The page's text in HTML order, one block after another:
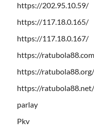
https://202.95.10.59/
https://117.18.0.165/
https://117.18.0.167/
https://
https://ratubola88.org/
https://ratubola88.net/
parlay
Pkv